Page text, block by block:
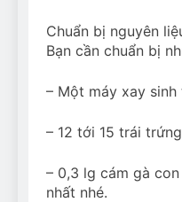
Chuẩn bị nguyên
Bạn cần chuẩn bị
– Một máy xay
– 12 tới 15 trái
– 0,3 lg cám gà
nhất nhé.